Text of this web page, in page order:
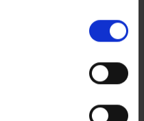
Ankelstrumpor Bomull
Betyg: